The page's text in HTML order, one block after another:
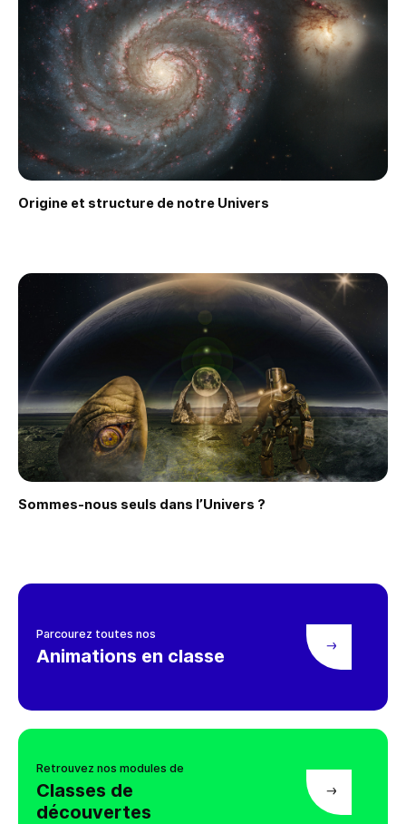
Faire une demande
Origine et structure de notre Univers
Faire une demande
Sommes-nous seuls dans l’Univers ?
Parcourez toutes nos
Animations en classe
Retrouvez nos modules de
Classes de
découvertes